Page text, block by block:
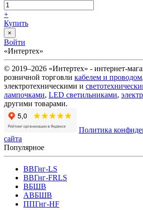
+
Купить
×
Войти
«Интертех»
© 2019–2026 «Интертех» - интернет-
розничной торговли кабелем и проводом,
электротехническими и
лампочками, LED светильниками,
другими товарами.
Политика
сайта
Популярное
ВВГнг-LS
ВВГнг-FRLS
ВБШВ
АВБШВ
ППГнг-HF